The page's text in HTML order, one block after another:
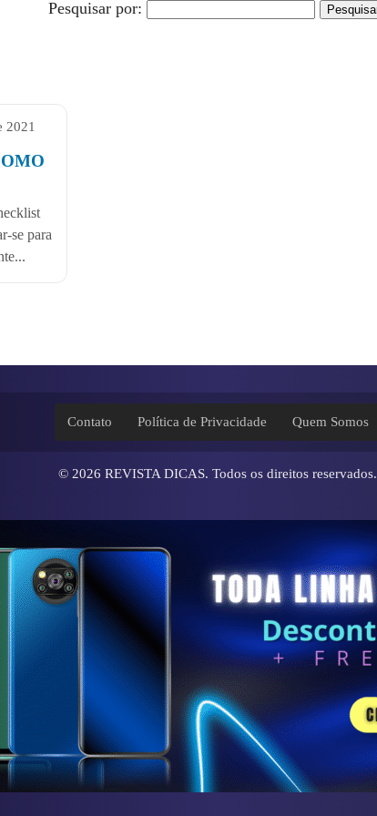
Pesquisar por:
2021
se para
Contato Política de Privacidade Quem Somos
© 2026 REVISTA DICAS. Todos os direitos reservados.